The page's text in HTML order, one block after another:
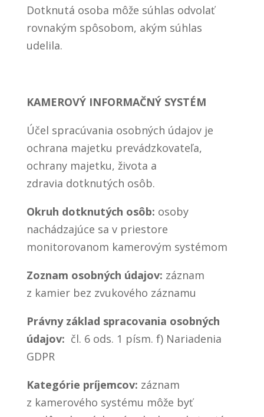
Dotknutá osoba môže súhlas odvolať
rovnakým spôsobom, akým súhlas
udelila.
KAMEROVÝ INFORMAČNÝ SYSTÉM
Účel spracúvania osobných údajov je
ochrana majetku prevádzkovateľa,
ochrany majetku, života a
zdravia dotknutých osôb.
Okruh dotknutých osôb: osoby
nachádzajúce sa v priestore
monitorovanom kamerovým systémom
Zoznam osobných údajov: záznam
z kamier bez zvukového záznamu
Právny základ spracovania osobných
údajov: čl. 6 ods. 1 písm. f) Nariadenia
GDPR
Kategórie príjemcov: záznam
z kamerového systému môže byť